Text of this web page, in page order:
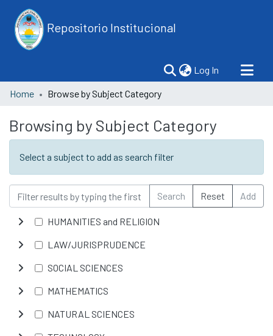
Repositorio Institucional
Log In (current)
Home Browse by Subject Category
Browsing by Subject Category
Select a subject to add as search filter
Search Reset Add
HUMANITIES and RELIGION
LAW/JURISPRUDENCE
SOCIAL SCIENCES
MATHEMATICS
NATURAL SCIENCES